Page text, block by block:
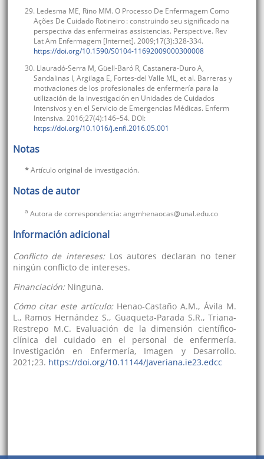
29. Ledesma ME, Rino MM. O Processo De Enfermagem Como
Ações De Cuidado Rotineiro : construindo seu significado na
perspectiva das enfermeiras assistencias. Perspective. Rev
Lat Am Enfermagem [Internet]. 2009;17(3):328-334.
https://doi.org/10.1590/S0104-11692009000300008
30. Llauradó-Serra M, Güell-Baró R, Castanera-Duro A,
Sandalinas I, Argilaga E, Fortes-del Valle ML, et al. Barreras y
motivaciones de los profesionales de enfermería para la
utilización de la investigación en Unidades de Cuidados
Intensivos y en el Servicio de Emergencias Médicas. Enferm
Intensiva. 2016;27(4):146–54. DOI:
https://doi.org/10.1016/j.enfi.2016.05.001
Notas
*Artículo original de investigación.
Notas de autor
a Autora de correspondencia: angmhenaocas@unal.edu.co
Información adicional
Conflicto de intereses: Los autores declaran no tener
ningún conflicto de intereses.
Financiación: Ninguna.
Cómo citar este artículo: Henao-Castaño A.M., Ávila M.
L., Ramos Hernández S., Guaqueta-Parada S.R., Triana-
Restrepo M.C. Evaluación de la dimensión científico-
clínica del cuidado en el personal de enfermería.
Investigación en Enfermería, Imagen y Desarrollo.
2021;23. https://doi.org/10.11144/Javeriana.ie23.edcc